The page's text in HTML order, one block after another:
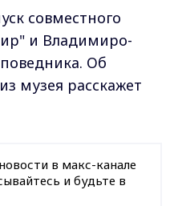
совместного
и Владимиро-
Об
музея расскажет
в макс-канале
и будьте в